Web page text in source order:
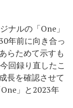
ナルの「One」
年前に向き合っ
らためて示すも
回録り直したこ
長を確認させて
」と2023年